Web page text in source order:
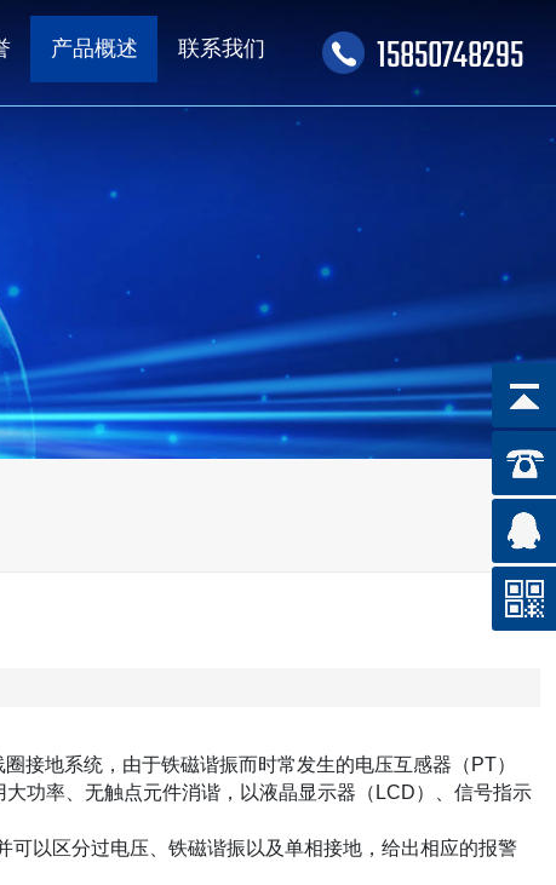
产品概述 联系我们 15850748295
接地系统，由于铁磁谐振而时常发生的电压互感器（PT）
功率、无触点元件消谐，以液晶显示器（LCD）、信号指示
以区分过电压、铁磁谐振以及单相接地，给出相应的报警